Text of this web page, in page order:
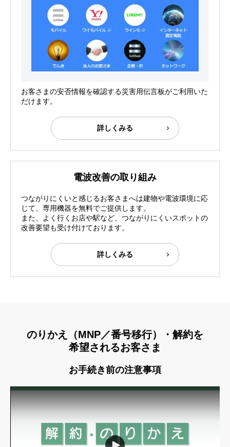
お客さまの安否情報を確認する災害用伝言板がご利用いた
だけます。
詳しくみる
電波改善の取り組み
つながりにくいと感じるお客さまへは建物や電波環境に応
じて、専用機器を無料でご提供します。
また、よく行くお店や駅など、つながりにくいスポットの
改善要望も受け付けております。
詳しくみる
のりかえ（MNP／番号移行）・解約を
希望されるお客さま
お手続き前の注意事項